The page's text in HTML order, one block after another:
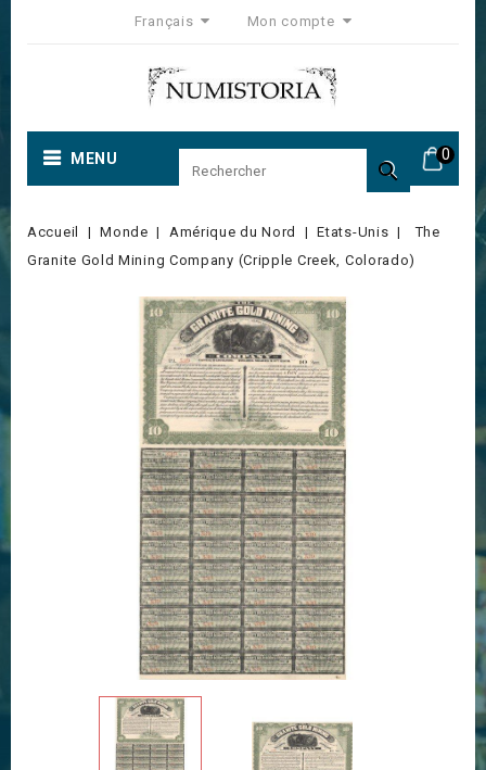
Français Mon compte
0
MENU 
Accueil Monde Amérique du Nord Etats-Unis
The
Granite Gold Mining Company (Cripple Creek, Colorado)